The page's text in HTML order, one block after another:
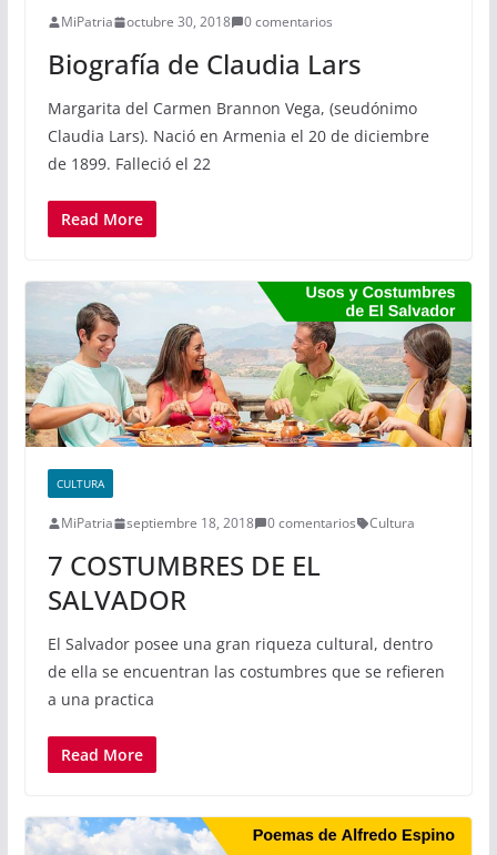
MiPatria octubre 30, 2018 0 comentarios
Biografía de Claudia Lars
Margarita del Carmen Brannon Vega, (seudónimo
Claudia Lars). Nació en Armenia el 20 de diciembre
de 1899. Falleció el 22
Read More
CULTURA
MiPatria septiembre 18, 2018 0 comentarios Cultura
7 COSTUMBRES DE EL
SALVADOR
El Salvador posee una gran riqueza cultural, dentro
de ella se encuentran las costumbres que se refieren
a una practica
Read More